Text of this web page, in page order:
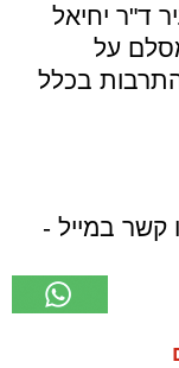
ד"ר יחיאל
על
בכלל
קשר במייל -